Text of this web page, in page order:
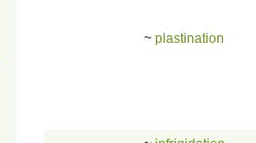
~ plastination